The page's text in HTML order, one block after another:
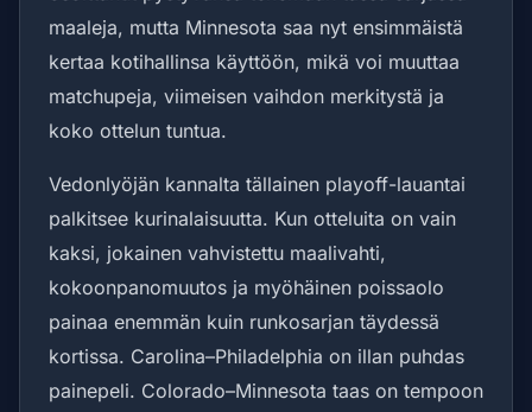
maaleja, mutta Minnesota saa nyt ensimmäistä
kertaa kotihallinsa käyttöön, mikä voi muuttaa
matchupeja, viimeisen vaihdon merkitystä ja
koko ottelun tuntua.
Vedonlyöjän kannalta tällainen playoff-lauantai
palkitsee kurinalaisuutta. Kun otteluita on vain
kaksi, jokainen vahvistettu maalivahti,
kokoonpanomuutos ja myöhäinen poissaolo
painaa enemmän kuin runkosarjan täydessä
kortissa. Carolina–Philadelphia on illan puhdas
painepeli. Colorado–Minnesota taas on tempoon